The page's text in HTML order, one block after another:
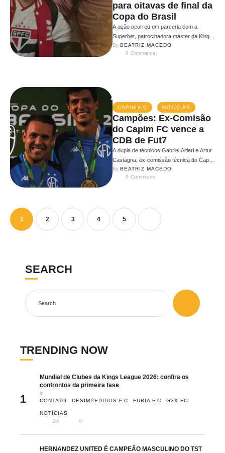
para oitavas de final da
Copa do Brasil
A ação ocorreu em parceria com a
Superbet, patrocinadora máster da Kings
League Brazil e do clube paulista …
By BEATRIZ MACEDO
0 Comments
CAPIM F.C NOTÍCIAS
Campões: Ex-Comisão
do Capim FC vence a
CDB de Fut7
A dupla de técnicos Gabriel Altieri e Artur
Castagna, ex-comissão técnica do Capim
FC (Kings League Brazil), fez história ao
levar o Guarani ao …
By BEATRIZ MACEDO
0 Comments
1 2 3 4 5
SEARCH
TRENDING NOW
1
Mundial de Clubes da Kings League 2026: confira os
confrontos da primeira fase
in
CONTATO
DESIMPEDIDOS F.C FURIA F.C G3X FC
NOTÍCIAS
24
0
HERNANDEZ UNITED É CAMPEÃO MASCULINO DO TST